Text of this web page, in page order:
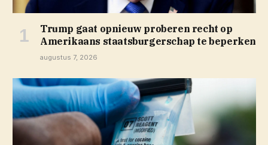
Trump gaat opnieuw proberen recht op
Amerikaans staatsburgerschap te beperken
augustus 7, 2026